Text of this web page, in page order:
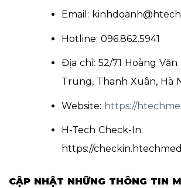
Email:
Hotline: 096.862.5941
Địa chỉ: 52/71 Hoàng Văn
Trung, Thanh Xuân, Hà
Website: https://
H-Tech Check-In:
https://
CẬP NHẬT NHỮNG THÔNG TIN